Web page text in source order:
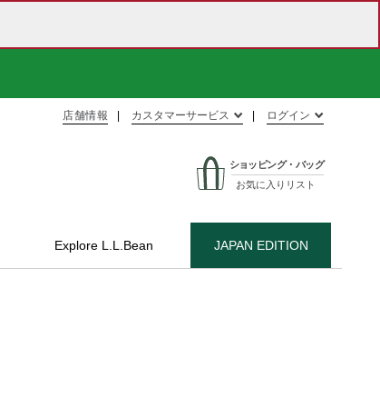
店舗情報 カスタマーサービス ログイン
ショッピング・バッグ
お気に入りリスト
Explore L.L.Bean JAPAN EDITION